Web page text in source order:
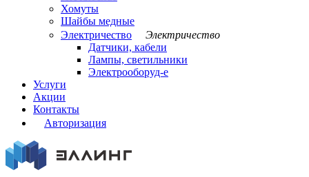
Хомуты
Шайбы медные
Электричество
Электричество
Датчики, кабели
Лампы, светильники
Электрооборуд-е
Услуги
Акции
Контакты
Авторизация